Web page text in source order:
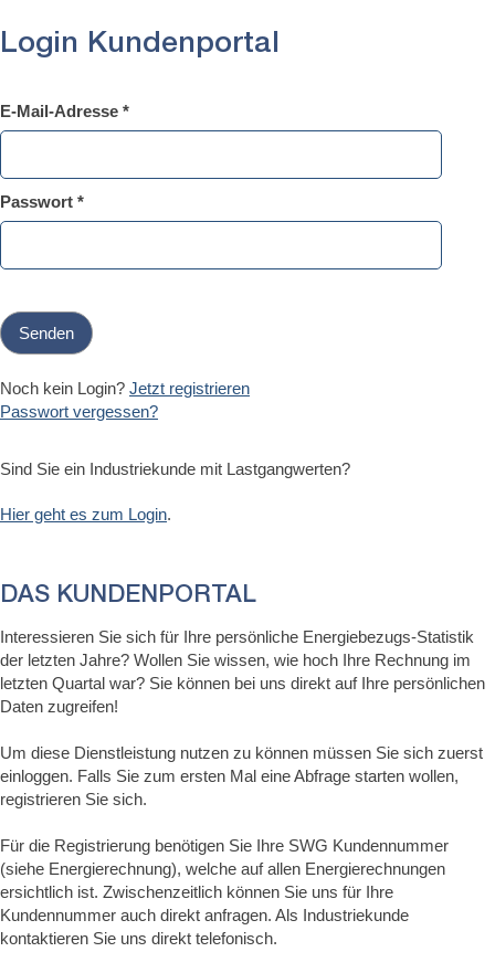
Login Kundenportal
E-Mail-Adresse *
Passwort *
Senden
Noch kein Login? Jetzt registrieren
Passwort vergessen?
Sind Sie ein Industriekunde mit Lastgangwerten?
Hier geht es zum Login.
DAS KUNDENPORTAL
Interessieren Sie sich für Ihre persönliche Energiebezugs-Statistik
der letzten Jahre? Wollen Sie wissen, wie hoch Ihre Rechnung im
letzten Quartal war? Sie können bei uns direkt auf Ihre persönlichen
Daten zugreifen!
Um diese Dienstleistung nutzen zu können müssen Sie sich zuerst
einloggen. Falls Sie zum ersten Mal eine Abfrage starten wollen,
registrieren Sie sich.
Für die Registrierung benötigen Sie Ihre SWG Kundennummer
(siehe Energierechnung), welche auf allen Energierechnungen
ersichtlich ist. Zwischenzeitlich können Sie uns für Ihre
Kundennummer auch direkt anfragen. Als Industriekunde
kontaktieren Sie uns direkt telefonisch.